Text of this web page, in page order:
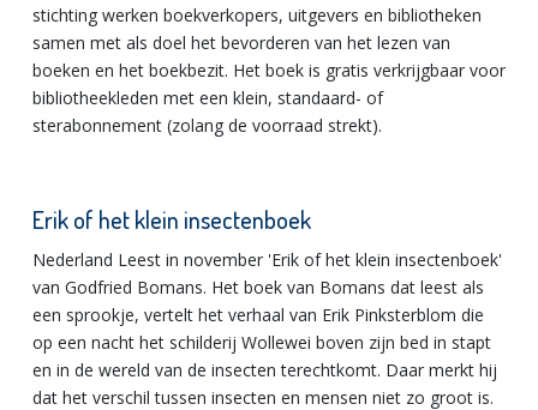
stichting werken boekverkopers, uitgevers en bibliotheken
samen met als doel het bevorderen van het lezen van
boeken en het boekbezit. Het boek is gratis verkrijgbaar voor
bibliotheekleden met een klein, standaard- of
sterabonnement (zolang de voorraad strekt).
Erik of het klein insectenboek
Nederland Leest in november 'Erik of het klein insectenboek'
van Godfried Bomans. Het boek van Bomans dat leest als
een sprookje, vertelt het verhaal van Erik Pinksterblom die
op een nacht het schilderij Wollewei boven zijn bed in stapt
en in de wereld van de insecten terechtkomt. Daar merkt hij
dat het verschil tussen insecten en mensen niet zo groot is.